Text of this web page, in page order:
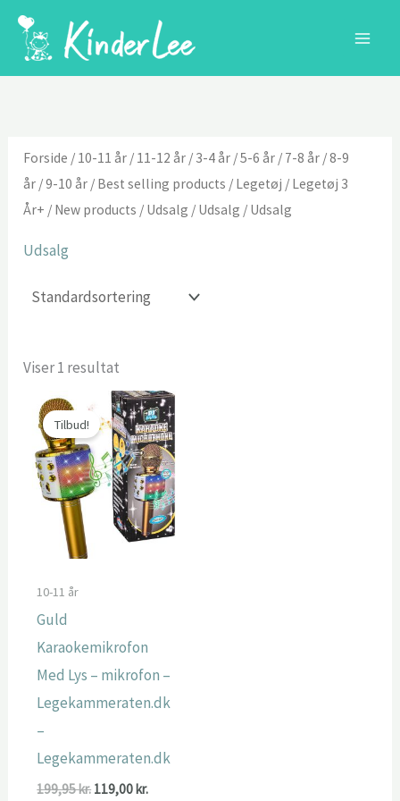
Forside / 10-11 år / 11-12 år / 3-4 år /5-6 år / 7-8 år /8-9
år /9-10 år / Best selling products / Legetøj / Legetøj 3
År+ / New products / Udsalg / Udsalg / Udsalg
Udsalg
Viser 1 resultat
Tilbud!
10-11 år
Guld
Karaokemikrofon
Med Lys – mikrofon –
Legekammeraten.dk
–
Legekammeraten.dk
199,95kr. Den
119,00kr.Den